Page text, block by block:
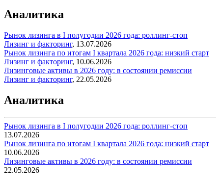
Аналитика
Рынок лизинга в I полугодии 2026 года: роллинг-стоп
Лизинг и факторинг, 13.07.2026
Рынок лизинга по итогам I квартала 2026 года: низкий старт
Лизинг и факторинг, 10.06.2026
Лизинговые активы в 2026 году: в состоянии ремиссии
Лизинг и факторинг, 22.05.2026
Аналитика
Рынок лизинга в I полугодии 2026 года: роллинг-стоп
13.07.2026
Рынок лизинга по итогам I квартала 2026 года: низкий старт
10.06.2026
Лизинговые активы в 2026 году: в состоянии ремиссии
22.05.2026